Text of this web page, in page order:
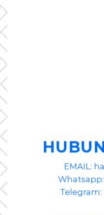
EMAIL:
Telegram: